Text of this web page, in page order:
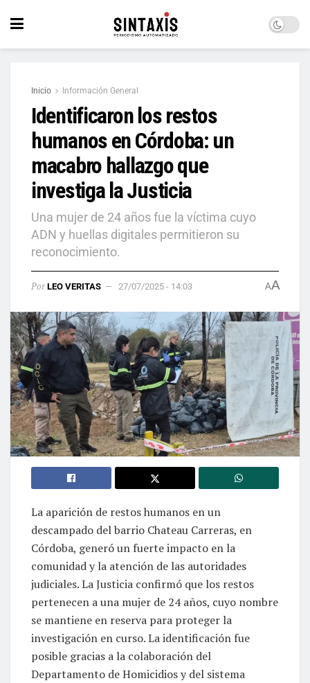
Inicio Información General
Identificaron los restos
humanos en Córdoba: un
macabro hallazgo que
investiga la Justicia
Una mujer de 24 años fue la víctima cuyo
ADN y huellas digitales permitieron su
reconocimiento.
Por LEO VERITAS 27/07/2025 - 14:03 AA
La aparición de restos humanos en un
descampado del barrio Chateau Carreras, en
Córdoba, generó un fuerte impacto en la
comunidad y la atención de las autoridades
judiciales. La Justicia confirmó que los restos
pertenecen a una mujer de 24 años, cuyo nombre
se mantiene en reserva para proteger la
investigación en curso. La identificación fue
posible gracias a la colaboración del
Departamento de Homicidios y del sistema